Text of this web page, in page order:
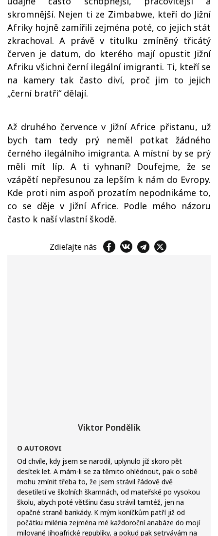
skromnější. Nejen ti ze Zimbabwe, kteří do Jižní
Afriky hojně zamířili zejména poté, co jejich stát
zkrachoval. A právě v titulku zmíněný třicátý
červen je datum, do kterého mají opustit Jižní
Afriku všichni černí ilegální imigranti. Ti, kteří se
na kamery tak často diví, proč jim to jejich
„černí bratři“ dělají.
Až druhého července v Jižní Africe přistanu, už
bych tam tedy prý neměl potkat žádného
černého ilegálního imigranta. A místní by se prý
měli mít líp. A ti vyhnaní? Doufejme, že se
vzápětí nepřesunou za lepším k nám do Evropy.
Kde proti nim aspoň prozatím nepodnikáme to,
co se děje v Jižní Africe. Podle mého názoru
často k naší vlastní škodě.
Zdieľajte nás
Viktor Pondělík
O AUTOROVI
Od chvíle, kdy jsem se narodil, uplynulo již skoro pět
desítek let. A mám-li se za těmito ohlédnout, pak o sobě
mohu zmínit třeba to, že jsem strávil řádově dvě
desetiletí ve školních škamnách, od mateřské po vysokou
školu, abych poté většinu času strávil tamtéž, jen na
opačné straně barikády. K mým koníčkům patří již od
počátku milénia zejména mé každoroční anabáze do mojí
milované Jihoafrické republiky, a pokud pak setrvávám na